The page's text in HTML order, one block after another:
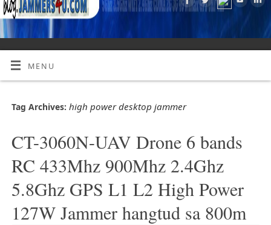
MENU
Tag Archives: high power desktop jammer
CT-3060N-UAV Drone 6 bands
RC 433Mhz 900Mhz 2.4Ghz
5.8Ghz GPS L1 L2 High Power
127W Jammer hangtud sa 800m